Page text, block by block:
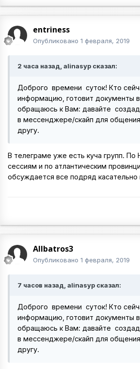
entriness
Опубликовано 1 февраля, 2019
2 часа назад, alinasyp сказал:
Доброго времени суток! Кто
информацию, готовит документы
обращаюсь к Вам: давайте
в мессенджере/скайп для
другу.
В телеграме уже есть куча групп. По
сессиям и по атлантическим
обсуждается все подряд касательно
Allbatros3
Опубликовано 1 февраля, 2019
7 часов назад, alinasyp сказал:
Доброго времени суток! Кто
информацию, готовит документы
обращаюсь к Вам: давайте
в мессенджере/скайп для
другу.